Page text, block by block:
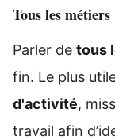
Tous les
Parler de tous
fin. Le plus
d'activité,
travail afin